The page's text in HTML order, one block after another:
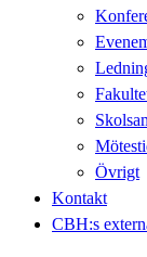
Övrigt
Kontakt
CBH:s